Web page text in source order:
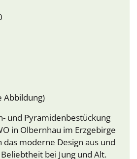
Abbildung)
und Pyramidenbestückung
in Olbernhau im Erzgebirge
das moderne Design aus und
bei Jung und Alt.